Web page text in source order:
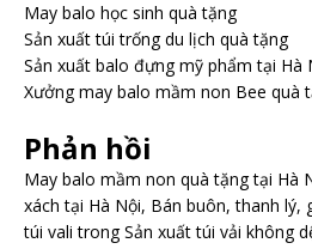
May balo học sinh quà tặng
Sản xuất túi trống du lịch quà tặng
Sản xuất balo đựng mỹ phẩm tại Hà
Xưởng may balo mầm non Bee quà
Phản hồi
May balo mầm non quà tặng tại Hà
xách tại Hà Nội, Bán buôn, thanh lý,
túi vali trongSản xuất túi vải không